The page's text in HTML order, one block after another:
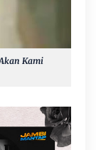
Kami